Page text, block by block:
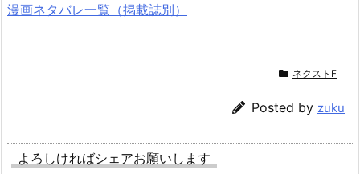
漫画ネタバレ一覧（掲載誌別）
ネクストF
Posted by zuku
よろしければシェアお願いします